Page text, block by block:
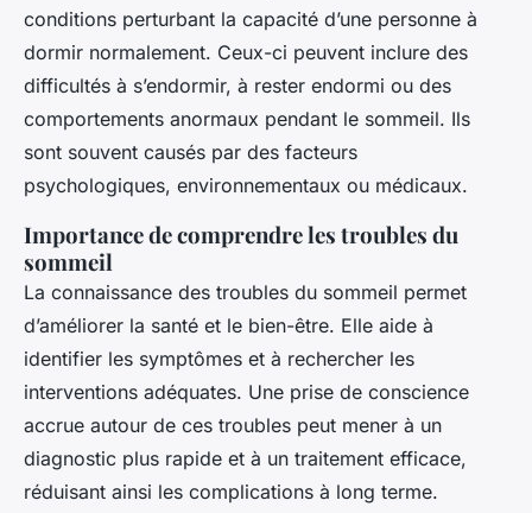
conditions perturbant la capacité d’une personne à
dormir normalement. Ceux-ci peuvent inclure des
difficultés à s’endormir, à rester endormi ou des
comportements anormaux pendant le sommeil. Ils
sont souvent causés par des facteurs
psychologiques, environnementaux ou médicaux.
Importance de comprendre les troubles du
sommeil
La connaissance des troubles du sommeil permet
d’améliorer la santé et le bien-être. Elle aide à
identifier les symptômes et à rechercher les
interventions adéquates. Une prise de conscience
accrue autour de ces troubles peut mener à un
diagnostic plus rapide et à un traitement efficace,
réduisant ainsi les complications à long terme.